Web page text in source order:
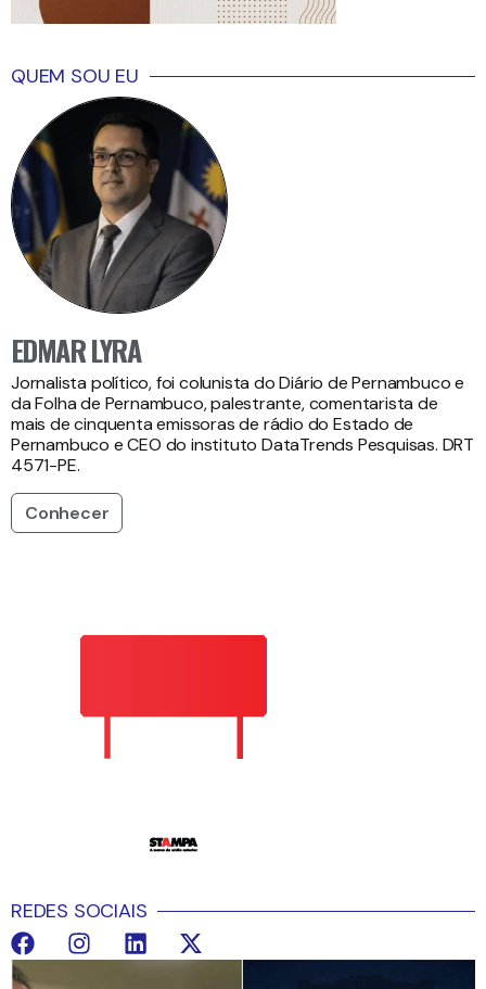
QUEM SOU EU
EDMAR LYRA
Jornalista político, foi colunista do Diário de Pernambuco e
da Folha de Pernambuco, palestrante, comentarista de
mais de cinquenta emissoras de rádio do Estado de
Pernambuco e CEO do instituto DataTrends Pesquisas. DRT
4571-PE.
Conhecer
REDES SOCIAIS